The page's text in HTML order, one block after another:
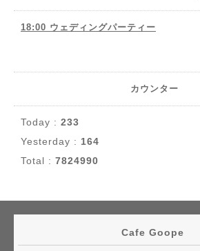
18:00 ウェディングパーティー
カウンター
Today : 233
Yesterday : 164
Total : 7824990
Cafe Goope